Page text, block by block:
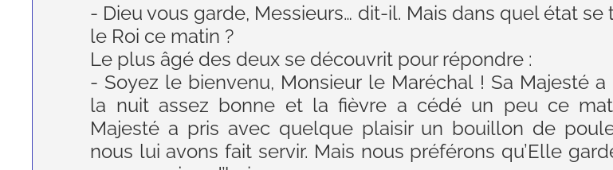
- Dieu vous garde, Messieurs… dit-il. Mais dans quel état se
le Roi ce matin ?
Le plus âgé des deux se découvrit pour répondre :
- Soyez le bienvenu, Monsieur le Maréchal ! Sa Majesté a
la nuit assez bonne et la fièvre a cédé un peu ce
Majesté a pris avec quelque plaisir un bouillon de
nous lui avons fait servir. Mais nous préférons qu’Elle